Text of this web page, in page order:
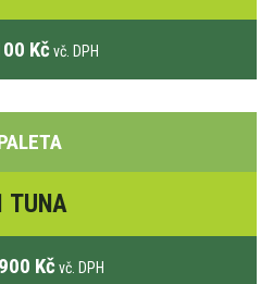
Kč vč. DPH
TUNA
Kč vč. DPH